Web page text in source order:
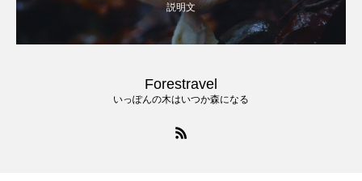
説明文
Forestravel
いっぽんの木はいつか森になる